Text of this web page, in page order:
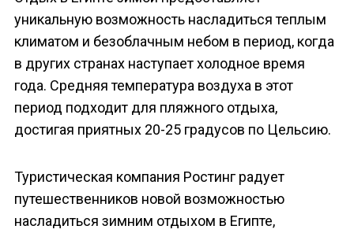
уникальную возможность насладиться теплым
климатом и безоблачным небом в период, когда
в других странах наступает холодное время
года. Средняя температура воздуха в этот
период подходит для пляжного отдыха,
достигая приятных 20-25 градусов по Цельсию.
Туристическая компания Ростинг радует
путешественников новой возможностью
насладиться зимним отдыхом в Египте,